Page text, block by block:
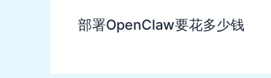
部署OpenClaw要花多少钱